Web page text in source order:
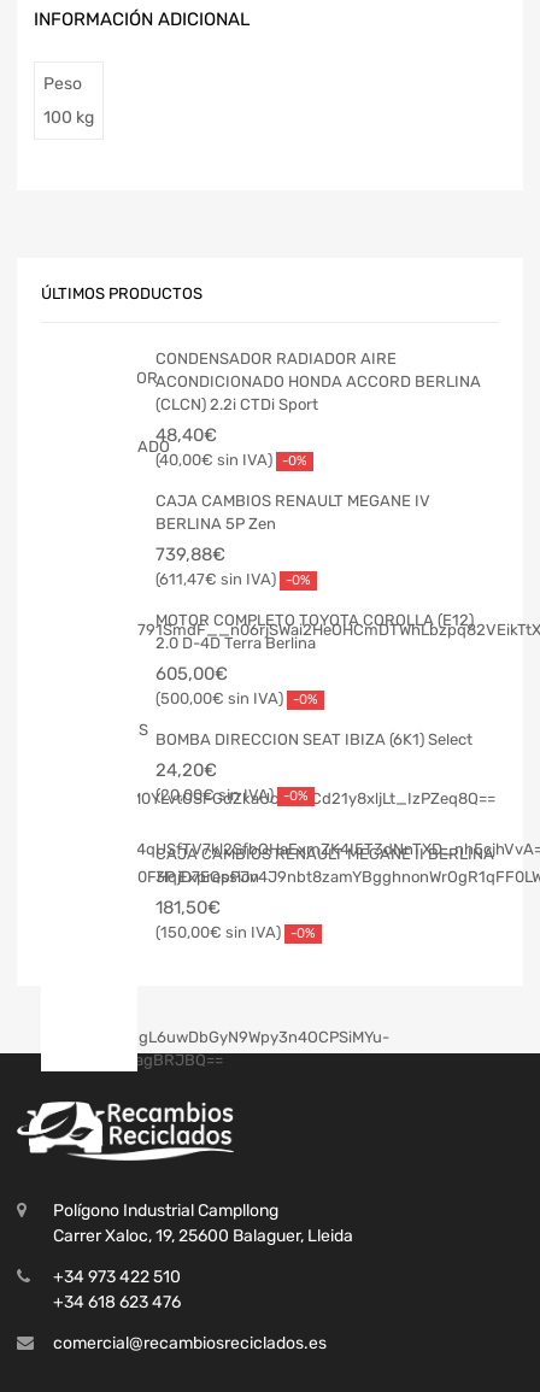
INFORMACIÓN ADICIONAL
Peso
100 kg
ÚLTIMOS PRODUCTOS
CONDENSADOR RADIADOR AIRE
ACONDICIONADO HONDA ACCORD BERLINA
(CLCN) 2.2i CTDi Sport
48,40€
40,00€ -0%
CAJA CAMBIOS RENAULT MEGANE IV
BERLINA 5P Zen
739,88€
611,47€ -0%
MOTOR COMPLETO TOYOTA COROLLA (E12)
2.0 D-4D Terra Berlina
605,00€
500,00€ -0%
BOMBA DIRECCION SEAT IBIZA (6K1) Select
24,20€
20,00€ -0%
CAJA CAMBIOS RENAULT MEGANE II BERLINA
3P Expression
181,50€
150,00€ -0%
Polígono Industrial Campllong
Carrer Xaloc, 19, 25600 Balaguer, Lleida
+34 973 422 510
+34 618 623 476
comercial@recambiosreciclados.es